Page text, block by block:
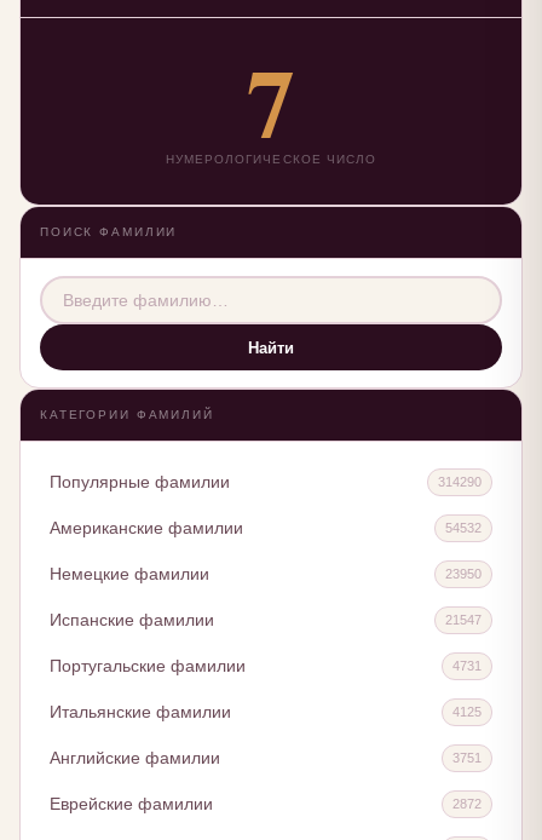
7
НУМЕРОЛОГИЧЕСКОЕ ЧИСЛО
ПОИСК ФАМИЛИИ
Найти
КАТЕГОРИИ ФАМИЛИЙ
Популярные фамилии 314290
Американские фамилии 54532
Немецкие фамилии 23950
Испанские фамилии 21547
Португальские фамилии 4731
Итальянские фамилии 4125
Английские фамилии 3751
Еврейские фамилии 2872